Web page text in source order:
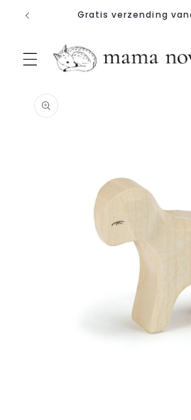
naar de Gratis verzending